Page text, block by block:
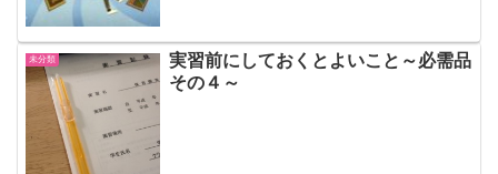
未分類
実習前にしておくとよいこと～必需品
その４～